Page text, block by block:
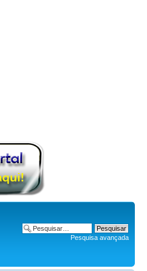
Pesquisa avançada